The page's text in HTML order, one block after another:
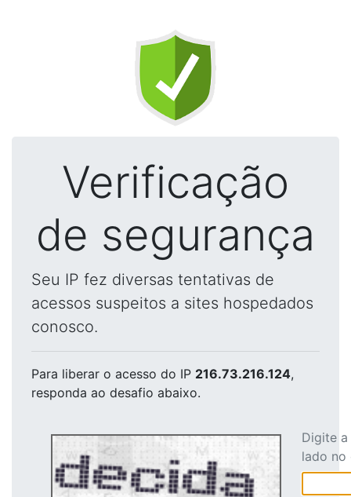
Verificação
de segurança
Seu IP fez diversas tentativas de
acessos suspeitos a sites hospedados
conosco.
Para liberar o acesso do IP 216.73.216.124,
responda ao desafio abaixo.
Digite
lado no